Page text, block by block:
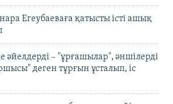
Егеубаеваға қатысты істі ашық
әйелдерді – "ұрғашылар", әншілерді
деген тұрғын ұсталып, іс